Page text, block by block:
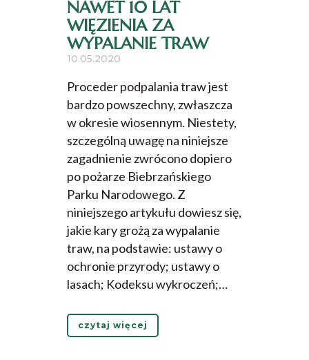
NAWET 10 LAT
WIĘZIENIA ZA
WYPALANIE TRAW
10.05.2020
Proceder podpalania traw jest
bardzo powszechny, zwłaszcza
w okresie wiosennym. Niestety,
szczególną uwagę na niniejsze
zagadnienie zwrócono dopiero
po pożarze Biebrzańskiego
Parku Narodowego. Z
niniejszego artykułu dowiesz się,
jakie kary grożą za wypalanie
traw, na podstawie: ustawy o
ochronie przyrody; ustawy o
lasach; Kodeksu wykroczeń;…
czytaj więcej